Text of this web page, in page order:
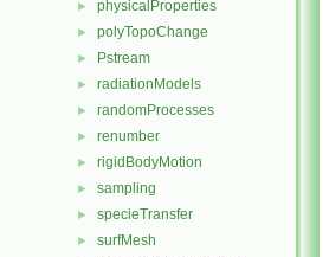
► physicalProperties
► polyTopoChange
► Pstream
► radiationModels
► randomProcesses
► renumber
► rigidBodyMotion
► sampling
► specieTransfer
► surfMesh